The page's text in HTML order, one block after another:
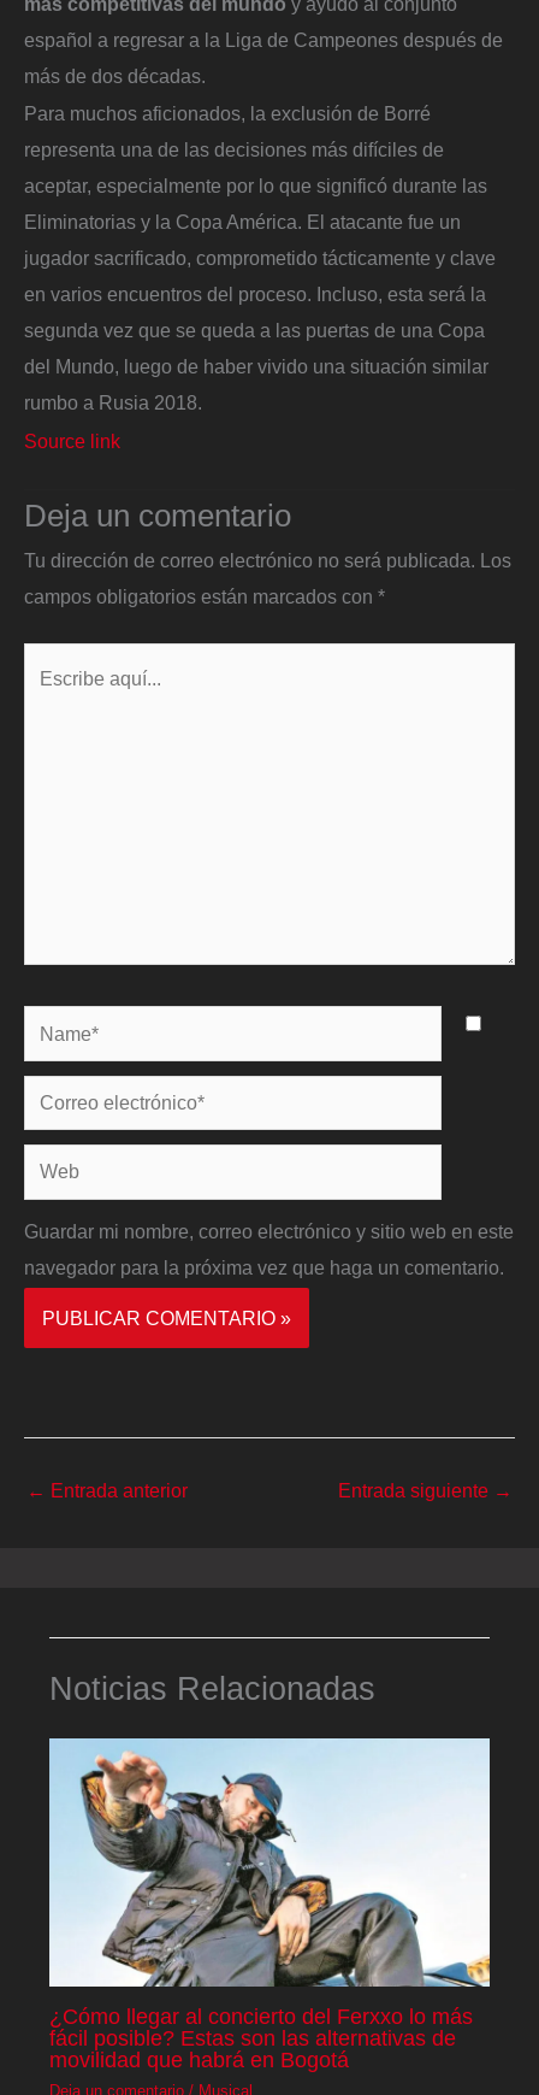
español a regresar a la Liga de Campeones después de
más de dos décadas.
Para muchos aficionados, la exclusión de Borré
representa una de las decisiones más difíciles de
aceptar, especialmente por lo que significó durante las
Eliminatorias y la Copa América. El atacante fue un
jugador sacrificado, comprometido tácticamente y clave
en varios encuentros del proceso. Incluso, esta será la
segunda vez que se queda a las puertas de una Copa
del Mundo, luego de haber vivido una situación similar
rumbo a Rusia 2018.
Source link
Deja un comentario
Tu dirección de correo electrónico no será publicada. Los
campos obligatorios están marcados con *
Name*
Correo
electrónico*
Web
Guardar mi nombre, correo electrónico y sitio web en este
navegador para la próxima vez que haga un comentario.
← Entrada anterior Entrada siguiente →
Noticias Relacionadas
¿Cómo llegar al concierto del Ferxxo lo más
fácil posible? Estas son las alternativas de
movilidad que habrá en Bogotá
Deja un comentario / Musical